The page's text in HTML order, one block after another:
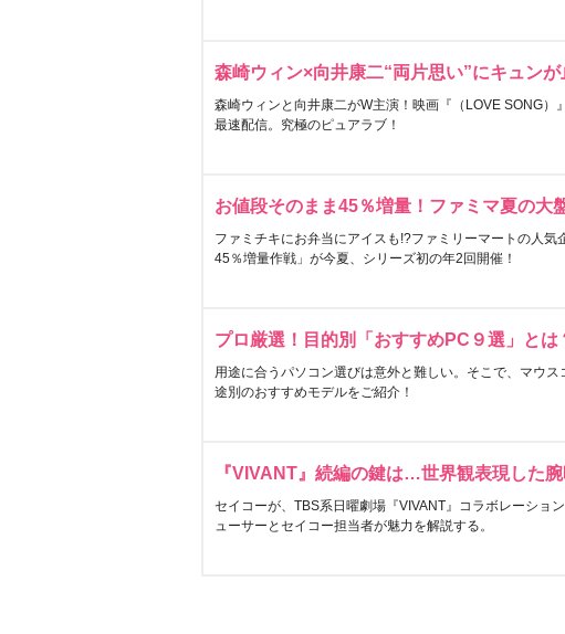
森崎ウィン×向井康二“両片思い”にキュンが
森崎ウィンと向井康二がW主演！映画『（LOVE SONG）
最速配信。究極のピュアラブ！
お値段そのまま45％増量！ファミマ夏の大
ファミチキにお弁当にアイスも!?ファミリーマートの人気
45％増量作戦」が今夏、シリーズ初の年2回開催！
プロ厳選！目的別「おすすめPC９選」とは
用途に合うパソコン選びは意外と難しい。そこで、マウ
途別のおすすめモデルをご紹介！
『VIVANT』続編の鍵は…世界観表現した
セイコーが、TBS系日曜劇場『VIVANT』コラボレーショ
ューサーとセイコー担当者が魅力を解説する。